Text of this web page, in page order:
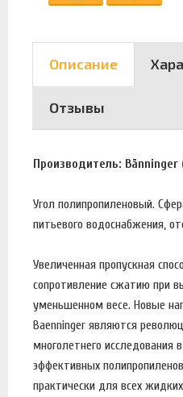
Описание
Отзывы
Производитель: Bänninger
Угол полипропиленовый.
питьевого водоснабжения,
Увеличенная пропускная
сопротивление сжатию при
уменьшенном весе. Новые
Baenninger являются
многолетнего
эффективных
практически для всех